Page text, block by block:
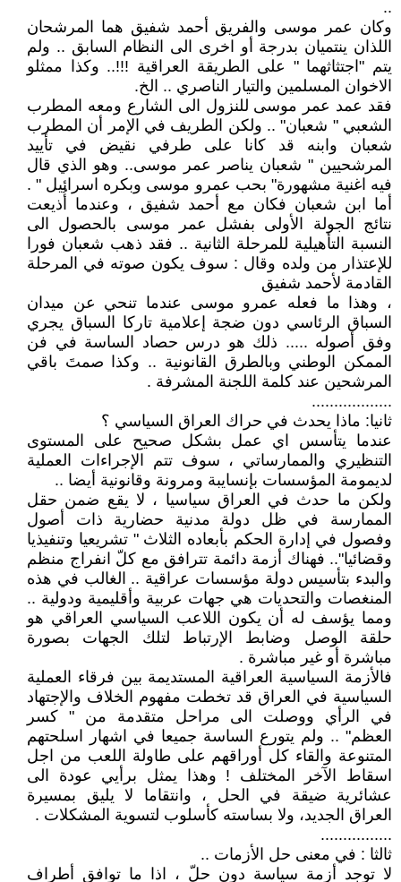
..
وكان عمر موسى والفريق أحمد شفيق هما المرشحان
اللذان ينتميان بدرجة أو اخرى الى النظام السابق .. ولم
يتم "اجتثاثهما " على الطريقة العراقية !!!.. وكذا ممثلو
الاخوان المسلمين والتيار الناصري .. الخ.
فقد عمد عمر موسى للنزول الى الشارع ومعه المطرب
الشعبي " شعبان" .. ولكن الطريف في الإمر أن المطرب
شعبان وابنه قد كانا على طرفي نقيض في تأييد
المرشحيين " شعبان يناصر عمر موسى.. وهو الذي قال
فيه اغنية مشهورة" بحب عمرو موسى وبكره اسرائيل " .
أما ابن شعبان فكان مع أحمد شفيق ، وعندما أُذيعت
نتائج الجولة الأولى بفشل عمر موسى بالحصول الى
النسبة التأهيلية للمرحلة الثانية .. فقد ذهب شعبان فورا
للإعتذار من ولده وقال : سوف يكون صوته في المرحلة
القادمة لأحمد شفيق
، وهذا ما فعله عمرو موسى عندما تنحي عن ميدان
السباق الرئاسي دون ضجة إعلامية تاركا السباق يجري
وفق أصوله ..... ذلك هو درس حصاد الساسة في فن
الممكن الوطني وبالطرق القانونية .. وكذا صمتَ باقي
المرشحين عند كلمة اللجنة المشرفة .
..................
ثانيا: ماذا يحدث في حراك العراق السياسي ؟
عندما يتأسس اي عمل بشكل صحيح على المستوى
التنظيري والممارساتي ، سوف تتم الإجراءات العملية
لديمومة المؤسسات بإنسايبة ومرونة وقانونية أيضا ..
ولكن ما حدث في العراق سياسيا ، لا يقع ضمن حقل
الممارسة في ظل دولة مدنية حضارية ذات أصول
وفصول في إدارة الحكم بأبعاده الثلاث " تشريعيا وتنفيذيا
وقضائيا".. فهناك أزمة دائمة تترافق مع كلّ انفراج منظم
والبدء بتأسيس دولة مؤسسات عراقية .. الغالب في هذه
المنغصات والتحديات هي جهات عربية وأقليمية ودولية ..
ومما يؤسف له أن يكون اللاعب السياسي العراقي هو
حلقة الوصل وضابط الإرتباط لتلك الجهات بصورة
مباشرة أو غير مباشرة .
فالأزمة السياسية العراقية المستديمة بين فرقاء العملية
السياسية في العراق قد تخطت مفهوم الخلاف والإجتهاد
في الرأي ووصلت الى مراحل متقدمة من " كسر
العظم" .. ولم يتورع الساسة جميعا في اشهار اسلحتهم
المتنوعة والقاء كل أوراقهم على طاولة اللعب من اجل
اسقاط الآخر المختلف ! وهذا يمثل برأيي عودة الى
عشائرية ضيقة في الحل ، وانتقاما لا يليق بمسيرة
العراق الجديد، ولا بساسته كأسلوب لتسوية المشكلات .
................
ثالثا : في معنى حل الأزمات ..
لا توجد أزمة سياسة دون حلّ ، اذا ما توافق أطراف